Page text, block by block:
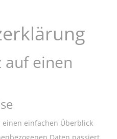
auf einen
einen einfachen Überblick